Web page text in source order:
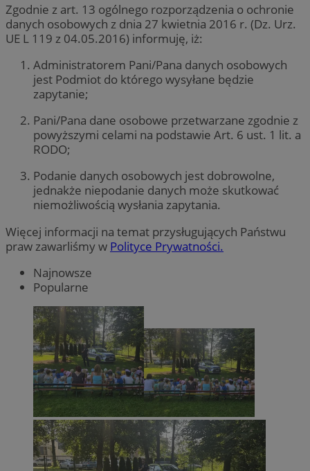
Zgodnie z art. 13 ogólnego rozporządzenia o ochronie
danych osobowych z dnia 27 kwietnia 2016 r. (Dz. Urz.
UE L 119 z 04.05.2016) informuję, iż:
Administratorem Pani/Pana danych osobowych
jest Podmiot do którego wysyłane będzie
zapytanie;
Pani/Pana dane osobowe przetwarzane zgodnie z
powyższymi celami na podstawie Art. 6 ust. 1 lit. a
RODO;
Podanie danych osobowych jest dobrowolne,
jednakże niepodanie danych może skutkować
niemożliwością wysłania zapytania.
Więcej informacji na temat przysługujących Państwu
praw zawarliśmy w Polityce Prywatności.
Najnowsze
Popularne